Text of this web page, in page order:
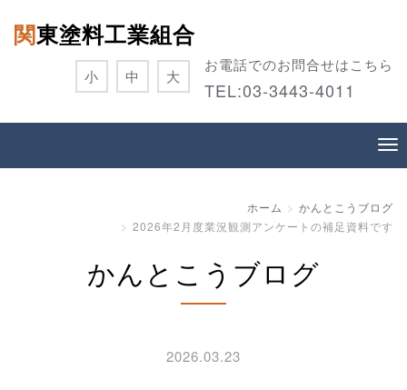
関東塗料工業組合
お電話でのお問合せはこちら
TEL:03-3443-4011
小 中 大
ホーム
かんとこうブログ
2026年2月度業況観測アンケートの補足資料です
かんとこうブログ
2026.03.23